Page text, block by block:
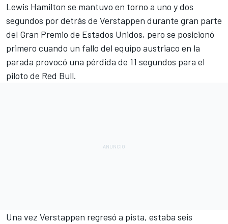
Lewis Hamilton se mantuvo en torno a uno y dos
segundos por detrás de Verstappen durante gran parte
del Gran Premio de Estados Unidos, pero se posicionó
primero cuando un fallo del equipo austriaco en la
parada provocó una pérdida de 11 segundos para el
piloto de Red Bull.
Una vez Verstappen regresó a pista, estaba seis